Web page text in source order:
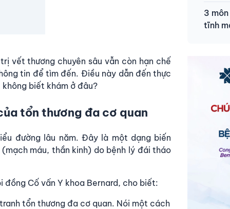
vết thương chuyên sâu vẫn còn hạn chế
tin để tìm đến. Điều này dẫn đến thực
biết khám ở đâu?
tổn thương đa cơ quan
đườnglâu năm. Đây là một dạng biến
máu, thần kinh) do bệnh lý đái tháo
đồng Cố vấn Y khoa Bernard, cho biết:
tổn thương đa cơ quan. Nói một cách
3
tĩnh